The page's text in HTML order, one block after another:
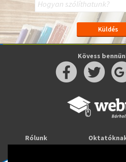
Kövess
Rólunk